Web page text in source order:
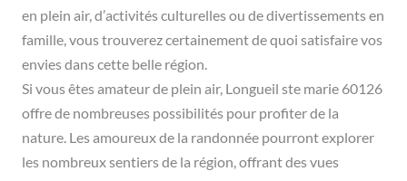
en plein air, d’activités culturelles ou de divertissements en
famille, vous trouverez certainement de quoi satisfaire vos
envies dans cette belle région.
Si vous êtes amateur de plein air, Longueil ste marie 60126
offre de nombreuses possibilités pour profiter de la
nature. Les amoureux de la randonnée pourront explorer
les nombreux sentiers de la région, offrant des vues